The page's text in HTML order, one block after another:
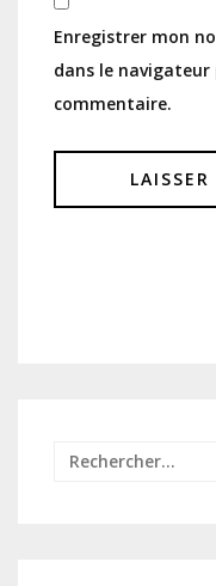
Enregistrer mon
dans le
commentaire.
Rechercher :